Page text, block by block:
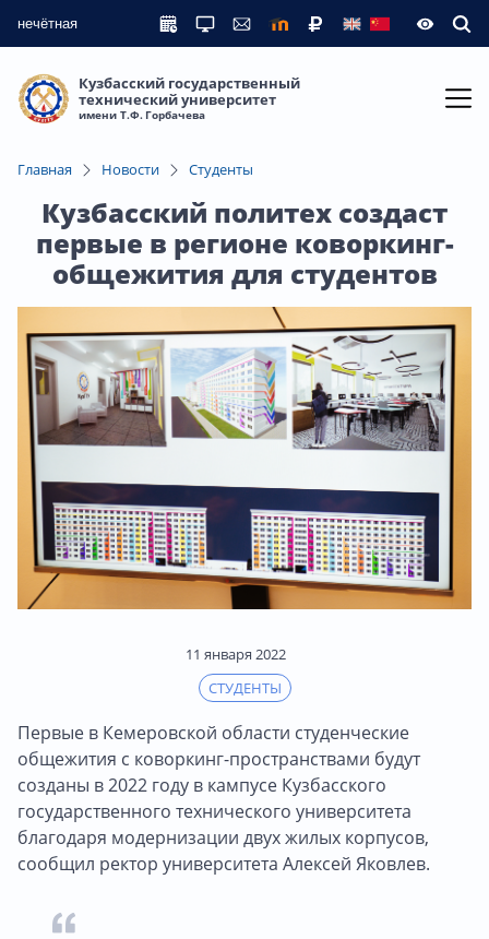
нечётная
Кузбасский государственный
технический университет
имени Т.Ф. Горбачева
Главная Новости Студенты
Кузбасский политех создаст
первые в регионе коворкинг-
общежития для студентов
11 января 2022
СТУДЕНТЫ
Первые в Кемеровской области студенческие
общежития с коворкинг-пространствами будут
созданы в 2022 году в кампусе Кузбасского
государственного технического университета
благодаря модернизации двух жилых корпусов,
сообщил ректор университета Алексей Яковлев.